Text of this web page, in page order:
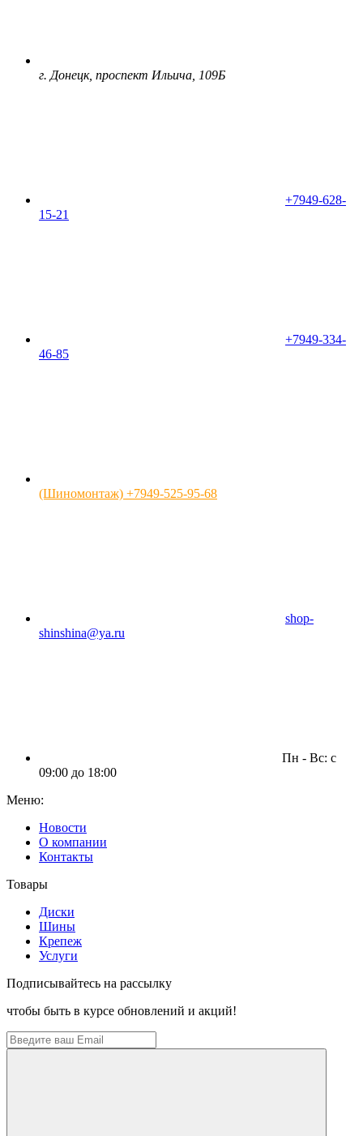
г. Донецк, проспект Ильича, 109Б
+7949-628-
15-21
+7949-334-
46-85
(Шиномонтаж) +7949-525-95-68
shop-
shinshina@ya.ru
Пн - Вс: c
09:00 до 18:00
Меню:
Новости
О компании
Контакты
Товары
Диски
Шины
Крепеж
Услуги
Подписывайтесь на рассылку
чтобы быть в курсе обновлений и акций!